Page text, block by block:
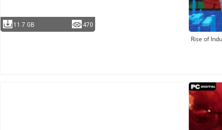
11.7 GB 470
Rise of